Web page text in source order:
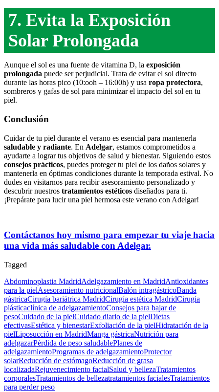
7. Evita la Exposición
Solar Prolongada
Aunque el sol es una fuente de vitamina D, la exposición
prolongada puede ser perjudicial. Trata de evitar el sol directo
durante las horas pico (10:ooh – 16:00h) y usa ropa protectora,
sombreros y gafas de sol para minimizar el impacto del sol en tu
piel.
Conclusión
Cuidar de tu piel durante el verano es esencial para mantenerla
saludable y radiante. En Adelgar, estamos comprometidos a
ayudarte a lograr tus objetivos de salud y bienestar. Siguiendo estos
consejos prácticos, puedes proteger tu piel de los daños solares y
mantenerla en óptimas condiciones durante la temporada estival. No
dudes en visitarnos para recibir asesoramiento personalizado y
descubrir nuestros tratamientos estéticos diseñados para ti.
¡Prepárate para lucir una piel hermosa este verano con Adelgar!
Contáctanos hoy mismo para empezar tu viaje hacia
una vida más saludable con Adelgar.
Tagged
Abdominoplastia MadridAdelgazamiento en MadridAntioxidantes
para la pielAsesoramiento nutricionalBalón intragástricoBanda
gástricaCirugía bariátrica MadridCirugía estética MadridCirugía
plásticaclínica de adelgazamientoConsejos para bajar de
pesoCuidado de la pielCuidado diario de la pielDietas
efectivasEstética y bienestarExfoliación de la pielHidratación de la
pielLiposucción en MadridManga gástricaNutrición para
adelgazarPérdida de peso saludablePlanes de
adelgazamientoProgramas de adelgazamientoProtector
solarReducción de estómagoReducción de grasa
localizadaRejuvenecimiento facialSalud y bellezaTratamientos
corporalesTratamientos de bellezatratamientos facialesTratamientos
para perder peso